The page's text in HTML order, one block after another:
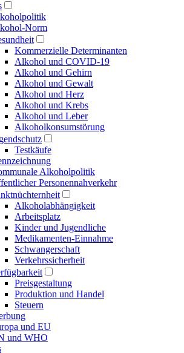
Norm
Kommerzielle Determinanten
Alkohol und COVID-19
Alkohol und Gehirn
Alkohol und Gewalt
Alkohol und Herz
Alkohol und Krebs
Alkohol und Leber
Alkoholkonsumstörung
Testkäufe
Alkoholpolitik
Personennahverkehr
Alkoholabhängigkeit
Arbeitsplatz
Kinder und Jugendliche
Medikamenten-Einnahme
Schwangerschaft
Verkehrssicherheit
Preisgestaltung
Produktion und Handel
Steuern
und EU
und WHO